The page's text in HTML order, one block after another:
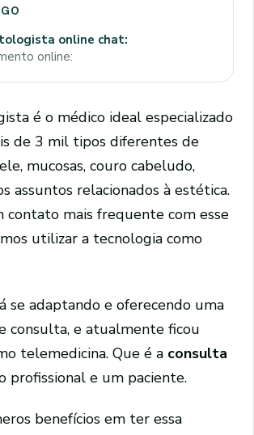
online chat:
online:
é o médico ideal especializado
de 3 mil tipos diferentes de
mucosas, couro cabeludo,
assuntos relacionados à estética.
contato mais frequente com esse
utilizar a tecnologia como
se adaptando e oferecendo uma
consulta, e atualmente ficou
telemedicina. Que é a consulta
profissional e um paciente.
benefícios em ter essa